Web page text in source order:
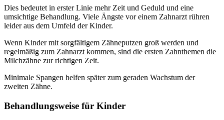
Dies bedeutet in erster Linie mehr Zeit und Geduld und eine
umsichtige Behandlung. Viele Ängste vor einem Zahnarzt rühren
leider aus dem Umfeld der Kinder.
Wenn Kinder mit sorgfältigem Zähneputzen groß werden und
regelmäßig zum Zahnarzt kommen, sind die ersten Zahnthemen die
Milchzähne zur richtigen Zeit.
Minimale Spangen helfen später zum geraden Wachstum der
zweiten Zähne.
Behandlungsweise für Kinder